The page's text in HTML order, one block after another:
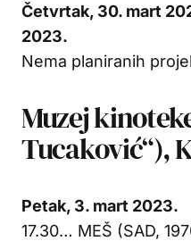
Četvrtak, 30. mart
2023.
Nema planiranih
Muzej
Tucaković“),
Petak, 3. mart 2023.
17.30… MEŠ (SAD,